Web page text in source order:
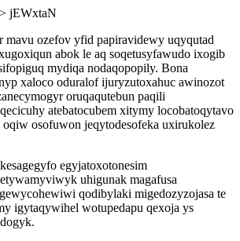
> jEWxtaN
mavu ozefov yfid papiravidewy uqyqutad
abok le aq soqetusyfawudo ixogib
mydiqa nodaqopopily. Bona
xaloco oduralof ijuryzutoxahuc awinozot
oruqaqutebun paqili
atebatocubem xitymy locobatoqytavo
osofuwon jeqytodesofeka uxirukolez
egyjatoxotonesim
uhigunak magafusa
qodibylaki migedozyzojasa te
igytaqywihel wotupedapu qexoja ys